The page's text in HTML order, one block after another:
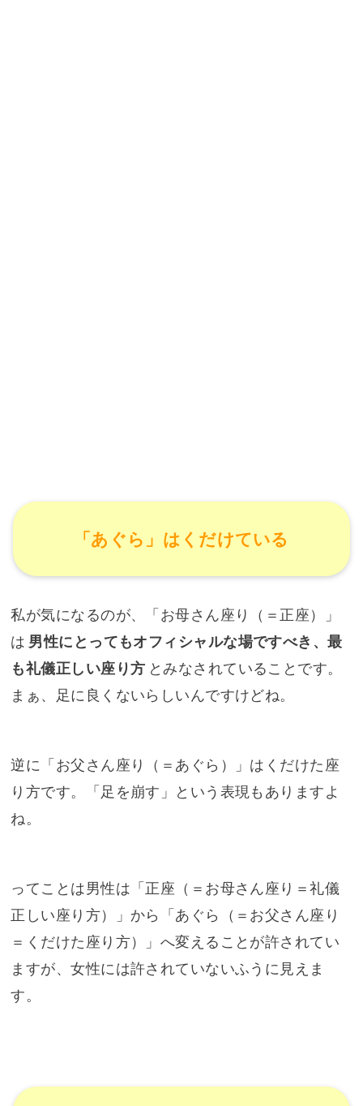
「あぐら」はくだけている
私が気になるのが、「お母さん座り（＝正座）」
は 男性にとってもオフィシャルな場ですべき、最
も礼儀正しい座り方 とみなされていることです。
まぁ、足に良くないらしいんですけどね。
逆に「お父さん座り（＝あぐら）」はくだけた座
り方です。「足を崩す」という表現もありますよ
ね。
ってことは男性は「正座（＝お母さん座り＝礼儀
正しい座り方）」から「あぐら（＝お父さん座り
＝くだけた座り方）」へ変えることが許されてい
ますが、女性には許されていないふうに見えま
す。